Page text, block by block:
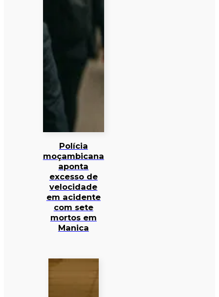
Polícia
moçambicana
aponta
excesso de
velocidade
em acidente
com sete
mortos em
Manica